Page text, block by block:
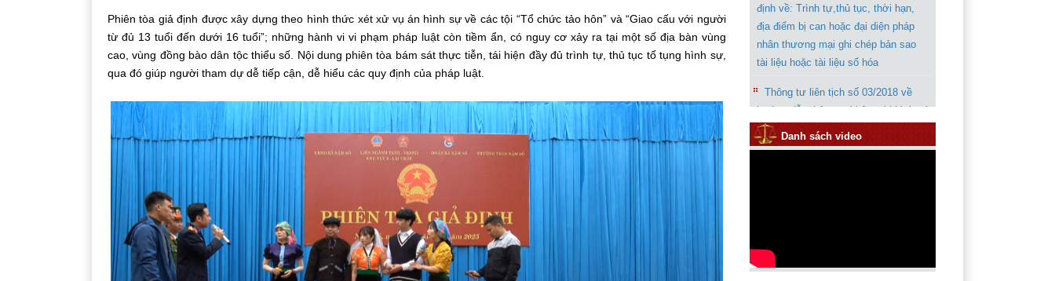
Phiên tòa giả định được xây dựng theo hình thức xét xử vụ án hình sự về các tội “Tổ chức tảo hôn” và“Giao cấu với người
từ đủ 13 tuổi đến dưới 16 tuổi”; những hành vi vi phạm pháp luật còn tiềm ẩn, có nguy cơ xảy ra tại một số địa bàn vùng
cao, vùng đồng bào dân tộc thiểu số. Nội dung phiên tòa bám sát thực tiễn, tái hiện đầy đủ trình tự, thủ tục tố tụng hình sự,
qua đó giúp người tham dự dễ tiếp cận, dễ hiểu các quy định của pháp luật.
địa điểm bị can hoặc đại diện pháp
nhân thương mại ghi chép bản sao
tài liệu hoặc tài liệu số hóa
hướng dẫn thủ tục ghi âm ghi hình có
Sơ đồ hướng dẫn công tác thi đua
Thông báo rút kinh nghiệm trong
Danh sách video